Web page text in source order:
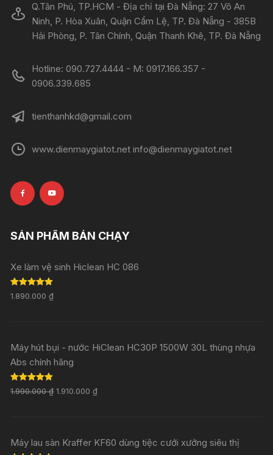
Q.Tân Phú, TP.HCM - Địa chỉ tại Đà Nẵng: 27 Võ An
Ninh, P. Hòa Xuân, Quận Cẩm Lệ, TP. Đà Nẵng - 385B
Hải Phòng, P. Tân Chính, Quận Thanh Khê, TP. Đà Nẵng
Hotline: 090.727.4444 - M: 0917.166.357 -
0906.339.685
tienthanhkd@gmail.com
www.dienmaygiatot.net info@dienmaygiatot.net
SẢN PHẨM BÁN CHẠY
Xe làm vệ sinh Hiclean HC 086
Rated 5.00
out of 5
1.890.000₫
Máy hút bụi - nước HiClean HC30P 1500W 30L thùng nhựa
Abs chính hãng
Rated 5.00
out of 5
1.990.000₫ 1.910.000₫
Máy lau sàn Kraffer KF60 dùng tiệc cưới xưởng siêu thị